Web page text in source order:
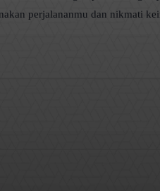
perjalananmu dan nikmati